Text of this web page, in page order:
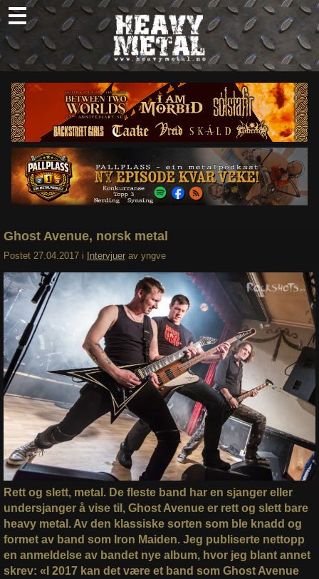
Skip
to
content
Nyheter
Omtaler
Intervjuer
Om oss
Abonner
Søk
Ghost Avenue, norsk metal
Postet 27.04.2017 i Intervjuer av yngve
Rett og slett, metal. De fleste band har en sjanger eller
undersjanger å vise til, Ghost Avenue er rett og slett bare
heavy metal. Av den klassiske sorten som ble knadd og
formet av band som Iron Maiden. Jeg publiserte nettopp
en anmeldelse av bandet nye album, hvor jeg blant annet
skrev: «I 2017 kan det være et band som Ghost Avenue